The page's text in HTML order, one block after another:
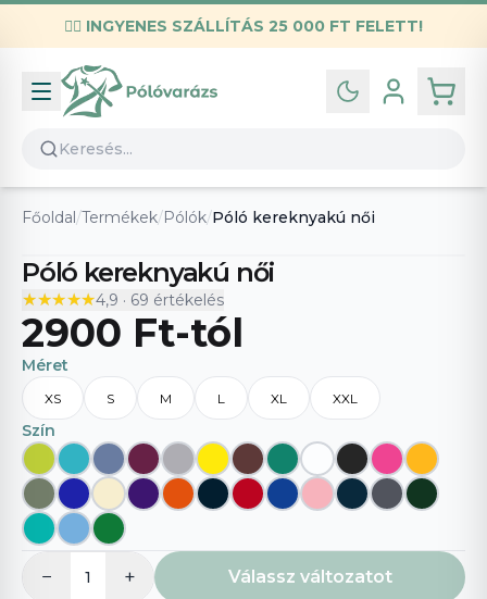
✌🏼 INGYENES SZÁLLÍTÁS 25 000 FT FELETT!
Infó
Kapcsolat
GYIK
Általános szerződési feltételek
Adatvédelmi nyilatkozat
Főoldal /Termékek/Pólók/Póló kereknyakú női
Póló kereknyakú női
★★★★★
★★★★★4,9 · 69 értékelés
2900 Ft-tól
Méret
XS S M L XL XXL
Szín
− 1 + Válassz változatot